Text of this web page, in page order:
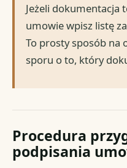
Jeżeli dokumentacja
umowie wpisz listę
To prosty sposób na
sporu o to, który
Procedura
podpisania